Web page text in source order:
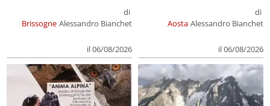
Brissogne
di
Alessandro Bianchet
il 06/08/2026
Aosta
di
Alessandro Bianchet
il 06/08/2026